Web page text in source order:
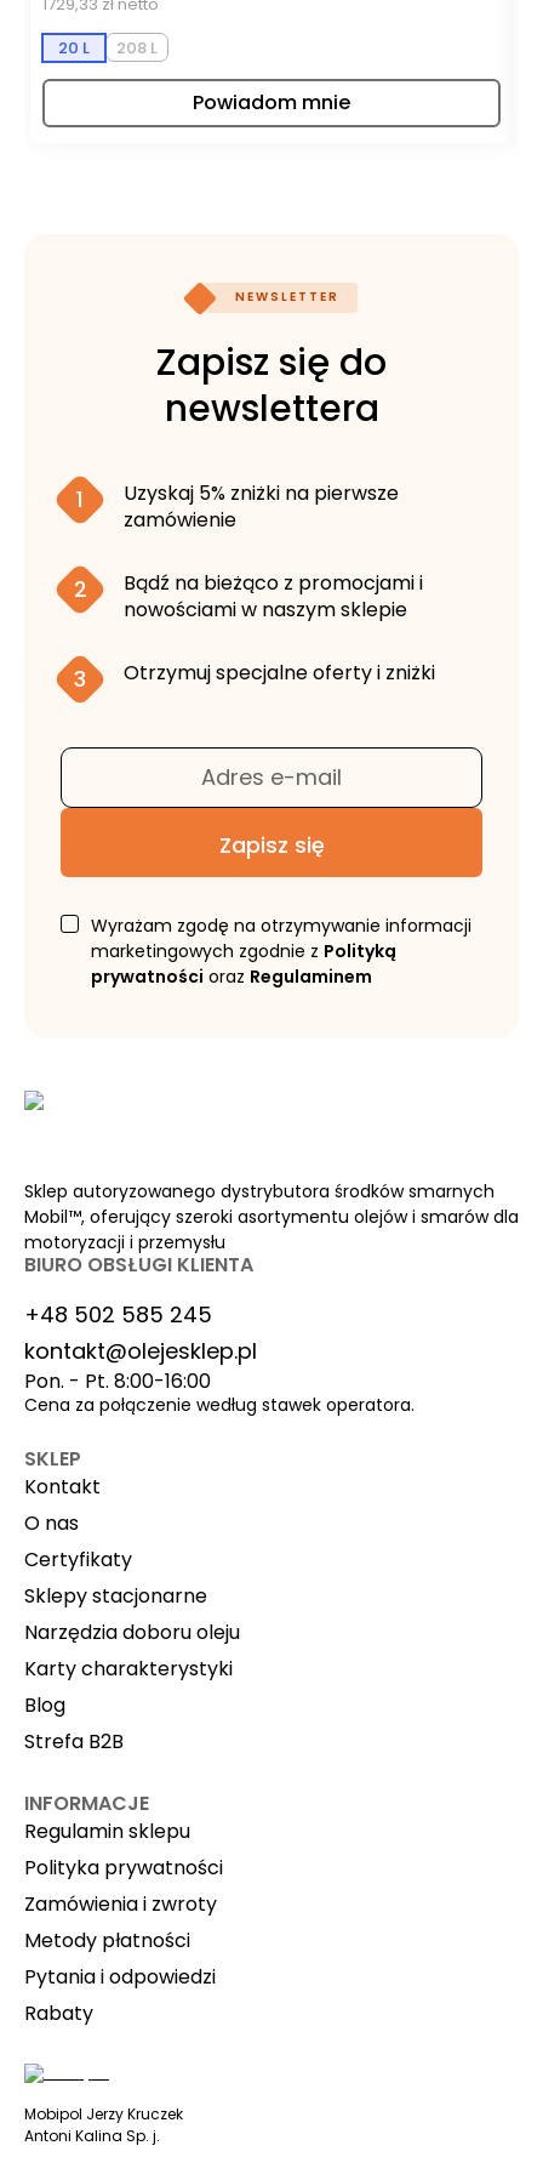
20 L
208 L
Powiadom mnie
NEWSLETTER
Zapisz się do
newslettera
1
Uzyskaj 5% zniżki na pierwsze
zamówienie
2
Bądź na bieżąco z promocjami i
nowościami w naszym sklepie
3 Otrzymuj specjalne oferty i zniżki
Adres e-mail
Zapisz się
Wyrażam zgodę na otrzymywanie informacji
marketingowych zgodnie z Polityką
prywatności oraz Regulaminem
Sklep autoryzowanego dystrybutora środków smarnych
Mobil™, oferujący szeroki asortymentu olejów i smarów dla
motoryzacji i przemysłu
BIURO OBSŁUGI KLIENTA
+48 502 585 245
kontakt@olejesklep.pl
Pon. - Pt. 8:00-16:00
Cena za połączenie według stawek operatora.
SKLEP
Kontakt
O nas
Certyfikaty
Sklepy stacjonarne
Narzędzia doboru oleju
Karty charakterystyki
Blog
Strefa B2B
INFORMACJE
Regulamin sklepu
Polityka prywatności
Zamówienia i zwroty
Metody płatności
Pytania i odpowiedzi
Rabaty
Mobipol Jerzy Kruczek
Antoni Kalina Sp. j.